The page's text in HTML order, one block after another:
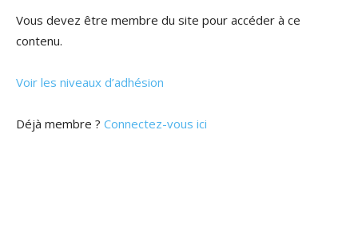
Vous devez être membre du site pour accéder à ce
contenu.
Voir les niveaux d’adhésion
Déjà membre ? Connectez-vous ici